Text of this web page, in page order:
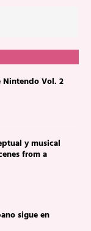
Nintendo Vol. 2
y musical
from a
sigue en